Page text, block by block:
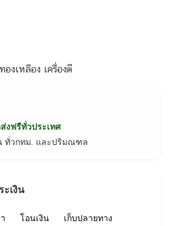
งเหลือง เครื่องตี
งฟรีทั่วประเทศ
ทั่วกทม. และปริมณฑล
ะเงิน
โอนเงิน เก็บปลายทาง